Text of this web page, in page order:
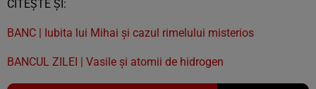
CITEȘTE ȘI:
BANC | Iubita lui Mihai și cazul rimelului misterios
BANCUL ZILEI | Vasile și atomii de hidrogen